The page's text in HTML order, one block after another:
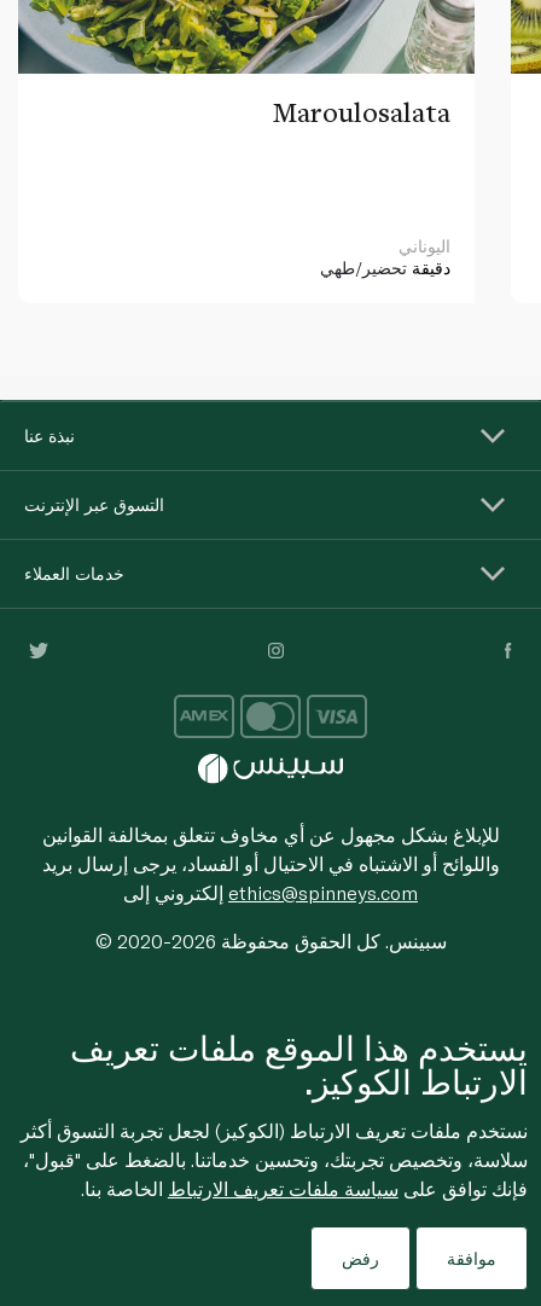
Maroulosalata
اليوناني
دقيقة تحضير/طهي
نبذة عنا
التسوق عبر الإنترنت
خدمات العملاء
للإبلاغ بشكل مجهول عن أي مخاوف تتعلق بمخالفة القوانين
واللوائح أو الاشتباه في الاحتيال أو الفساد، يرجى إرسال بريد
ethics@spinneys.com
© 2020-2026 سبينس. كل الحقوق محفوظة
يستخدم هذا الموقع ملفات تعريف
الارتباط الكوكيز.
نستخدم ملفات تعريف الارتباط (الكوكيز) لجعل تجربة التسوق أكثر
سلاسة، وتخصيص تجربتك، وتحسين خدماتنا. بالضغط على "قبول"،
فإنك توافق على سياسة ملفات تعريف الارتباط الخاصة بنا.
موافقة رفض